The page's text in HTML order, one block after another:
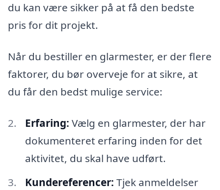
du kan være sikker på at få den bedste
pris for dit projekt.
Når du bestiller en glarmester, er der flere
faktorer, du bør overveje for at sikre, at
du får den bedst mulige service:
Erfaring: Vælg en glarmester, der har
dokumenteret erfaring inden for det
aktivitet, du skal have udført.
Kundereferencer: Tjek anmeldelser